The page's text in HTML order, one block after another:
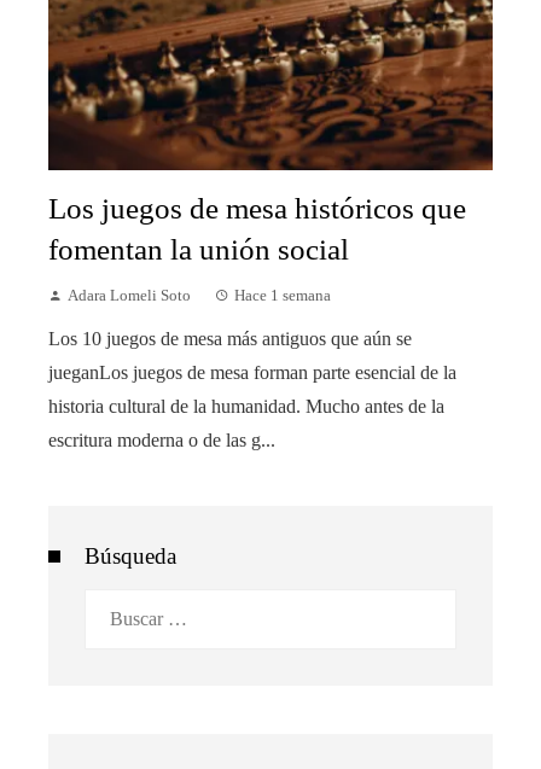
Los juegos de mesa históricos que
fomentan la unión social
Adara Lomeli Soto Hace 1 semana
Los 10 juegos de mesa más antiguos que aún se
jueganLos juegos de mesa forman parte esencial de la
historia cultural de la humanidad. Mucho antes de la
escritura moderna o de las g...
Búsqueda